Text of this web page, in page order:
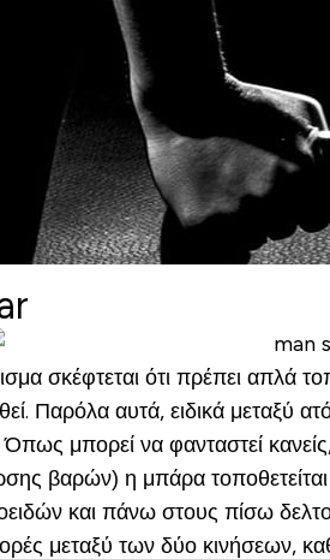
σκέφτεται ότι πρέπει απλά
Παρόλα αυτά, ειδικά
μπορεί να φανταστεί
βαρών) η μπάρα
και πάνω στους πίσω
μεταξύ των δύο κινήσεων,